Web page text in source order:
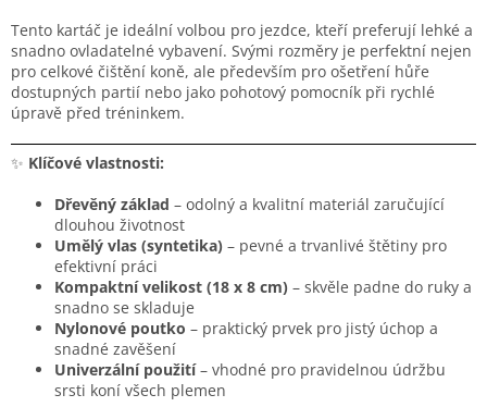
Tento kartáč je ideální volbou pro jezdce, kteří preferují lehké a
snadno ovladatelné vybavení. Svými rozměry je perfektní nejen
pro celkové čištění koně, ale především pro ošetření hůře
dostupných partií nebo jako pohotový pomocník při rychlé
úpravě před tréninkem.
✨ Klíčové vlastnosti:
Dřevěný základ – odolný a kvalitní materiál zaručující
dlouhou životnost
Umělý vlas (syntetika) – pevné a trvanlivé štětiny pro
efektivní práci
Kompaktní velikost (18 x 8 cm) – skvěle padne do ruky a
snadno se skladuje
Nylonové poutko – praktický prvek pro jistý úchop a
snadné zavěšení
Univerzální použití – vhodné pro pravidelnou údržbu
srsti koní všech plemen